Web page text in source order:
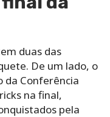
duas das
De um lado, o
da Conferência
na final,
pela